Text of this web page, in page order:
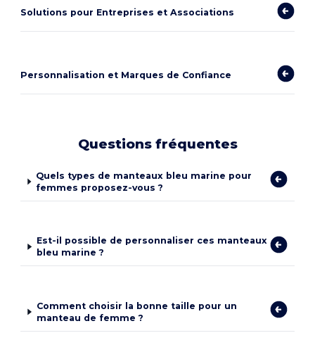
Solutions pour Entreprises et Associations
Personnalisation et Marques de Confiance
Questions fréquentes
Quels types de manteaux bleu marine pour
femmes proposez-vous ?
Est-il possible de personnaliser ces manteaux
bleu marine ?
Comment choisir la bonne taille pour un
manteau de femme ?